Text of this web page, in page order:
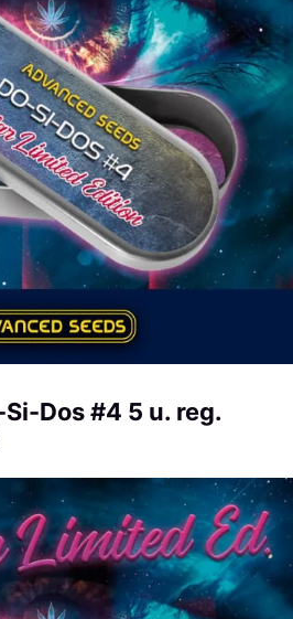
Dos #4 5 u. reg.